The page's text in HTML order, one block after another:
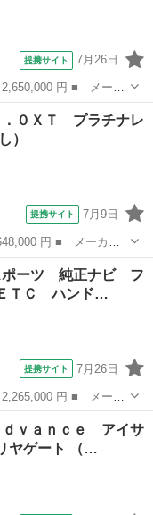
提携サイト 7月26日
グレード名： スポ
ｈ 前ドラレコ バッ
．０ＸＴ プラチナレ
）
提携サイト 7月9日
レード名： ２．０
： 2000cc ■ ドア枚
ポーツ 純正ナビ フ
ＴＣ ハンド…
提携サイト 7月26日
グレード名： スポ
ハンドルヒータ
ｄｖａｎｃｅ アイサ
ヤゲート （…